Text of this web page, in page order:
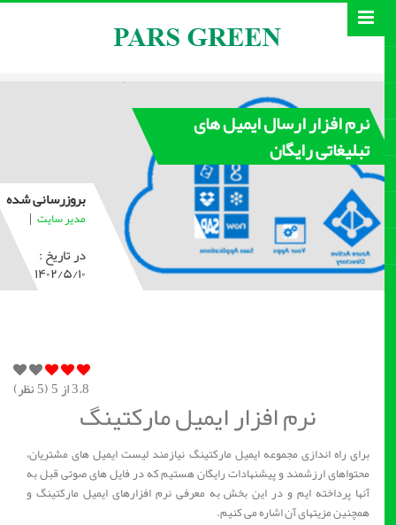
نرم افزار ارسال ایمیل های
تبلیغاتی رایگان
بروزرسانی شده
مدیر سایت |
در تاریخ :
۱۴۰۲/۵/۱۰
3.8از 5 ( 5نظر)
نرم افزار ایمیل مارکتینگ
برای راه اندازی مجموعه ایمیل مارکتینگ نیازمند لیست ایمیل های مشتریان،
محتواهای ارزشمند و پیشنهادات رایگان هستیم که در فایل های صوتی قبل به
آنها پرداخته ایم و در این بخش به معرفی نرم افزارهای ایمیل مارکتینگ و
همچنین مزیتهای آن اشاره می کنیم.